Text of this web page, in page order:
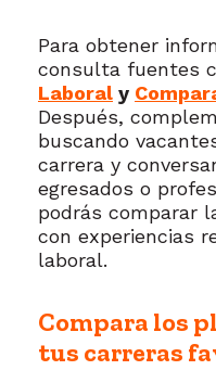
Para obtener
consulta fuentes
Laboral y
Después,
buscando
carrera y
egresados o
podrás comparar
con experiencias
laboral.
Compara los
tus carreras